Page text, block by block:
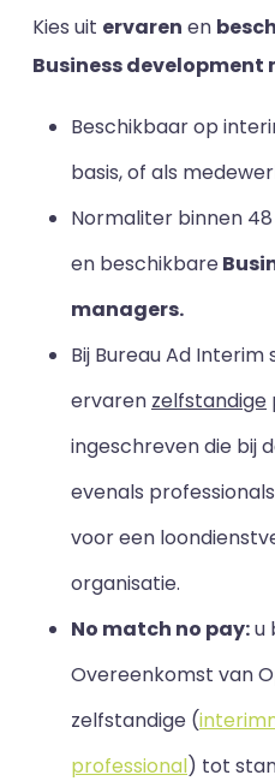
Kies uit ervaren en
Business development
Beschikbaar op
basis, of als
Normaliter binnen
en beschikbare
managers.
Bij Bureau Ad Interim
ervaren zelfstandige
ingeschreven die bij
evenals
voor een
organisatie.
No match no pay:u
Overeenkomst van
zelfstandige (
professional) tot